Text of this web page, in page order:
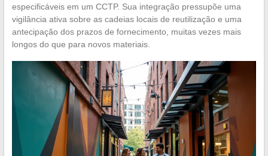
especificáveis em um CCTP. Sua integração pressupõe uma
vigilância ativa sobre as cadeias locais de reutilização e uma
antecipação dos prazos de fornecimento, muitas vezes mais
longos do que para novos materiais.